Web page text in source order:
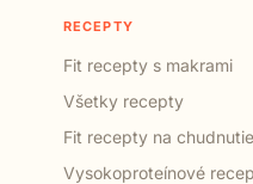
RECEPTY
Fit recepty s makrami
Všetky recepty
Fit recepty na chudnutie
Vysokoproteínové